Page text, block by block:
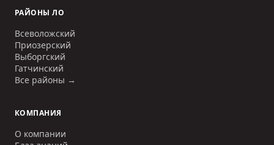
РАЙОНЫ ЛО
Всеволожский
Приозерский
Выборгский
Гатчинский
Все районы →
КОМПАНИЯ
О компании